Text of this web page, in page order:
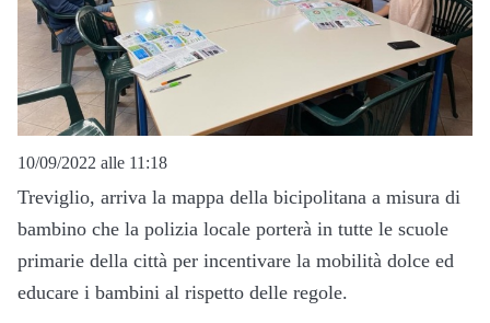
10/09/2022 alle 11:18
Treviglio, arriva la mappa della bicipolitana a misura di
bambino che la polizia locale porterà in tutte le scuole
primarie della città per incentivare la mobilità dolce ed
educare i bambini al rispetto delle regole.